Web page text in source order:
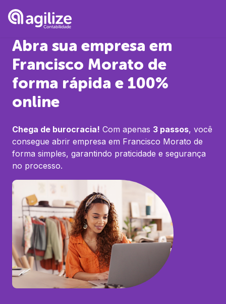
Abra sua empresa em
Francisco Morato de
forma rápida e 100%
online
Chega de burocracia! Com apenas 3 passos, você
consegue abrir empresa em Francisco Morato de
forma simples, garantindo praticidade e segurança
no processo.